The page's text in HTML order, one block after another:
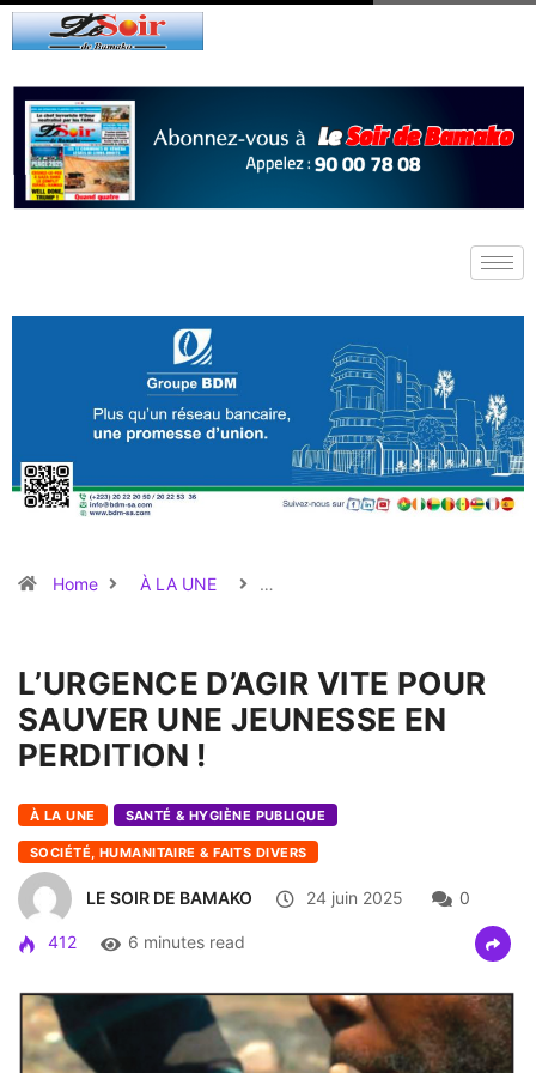
Home À LA UNE …
L’URGENCE D’AGIR VITE POUR
SAUVER UNE JEUNESSE EN
PERDITION !
À LA UNE SANTÉ & HYGIÈNE PUBLIQUE
SOCIÉTÉ, HUMANITAIRE & FAITS DIVERS
LE SOIR DE BAMAKO 24 juin 2025 0
412 6 minutes read